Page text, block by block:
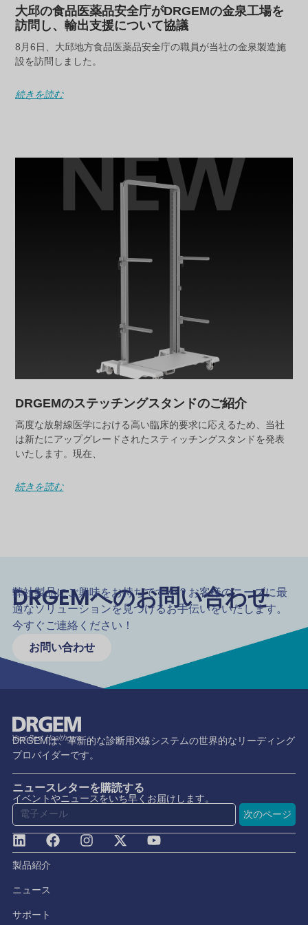
大邱の食品医薬品安全庁がDRGEMの金泉工場を
訪問し、輸出支援について協議
8月6日、大邱地方食品医薬品安全庁の職員が当社の金泉製造施
設を訪問しました。
続きを読む
DRGEMのステッチングスタンドのご紹介
高度な放射線医学における高い臨床的要求に応えるため、当社
は新たにアップグレードされたスティッチングスタンドを発表
いたします。現在、
続きを読む
DRGEMへのお問い合わせ
弊社製品にご興味をお持ちですか？お客様のニーズに最
適なソリューションを見つけるお手伝いをいたします。
今すぐご連絡ください！
お問い合わせ
DRGEMは、革新的な診断用X線システムの世界的なリーディング
プロバイダーです。
ニュースレターを購読する
イベントやニュースをいち早くお届けします。
次のページ
製品紹介
ニュース
サポート